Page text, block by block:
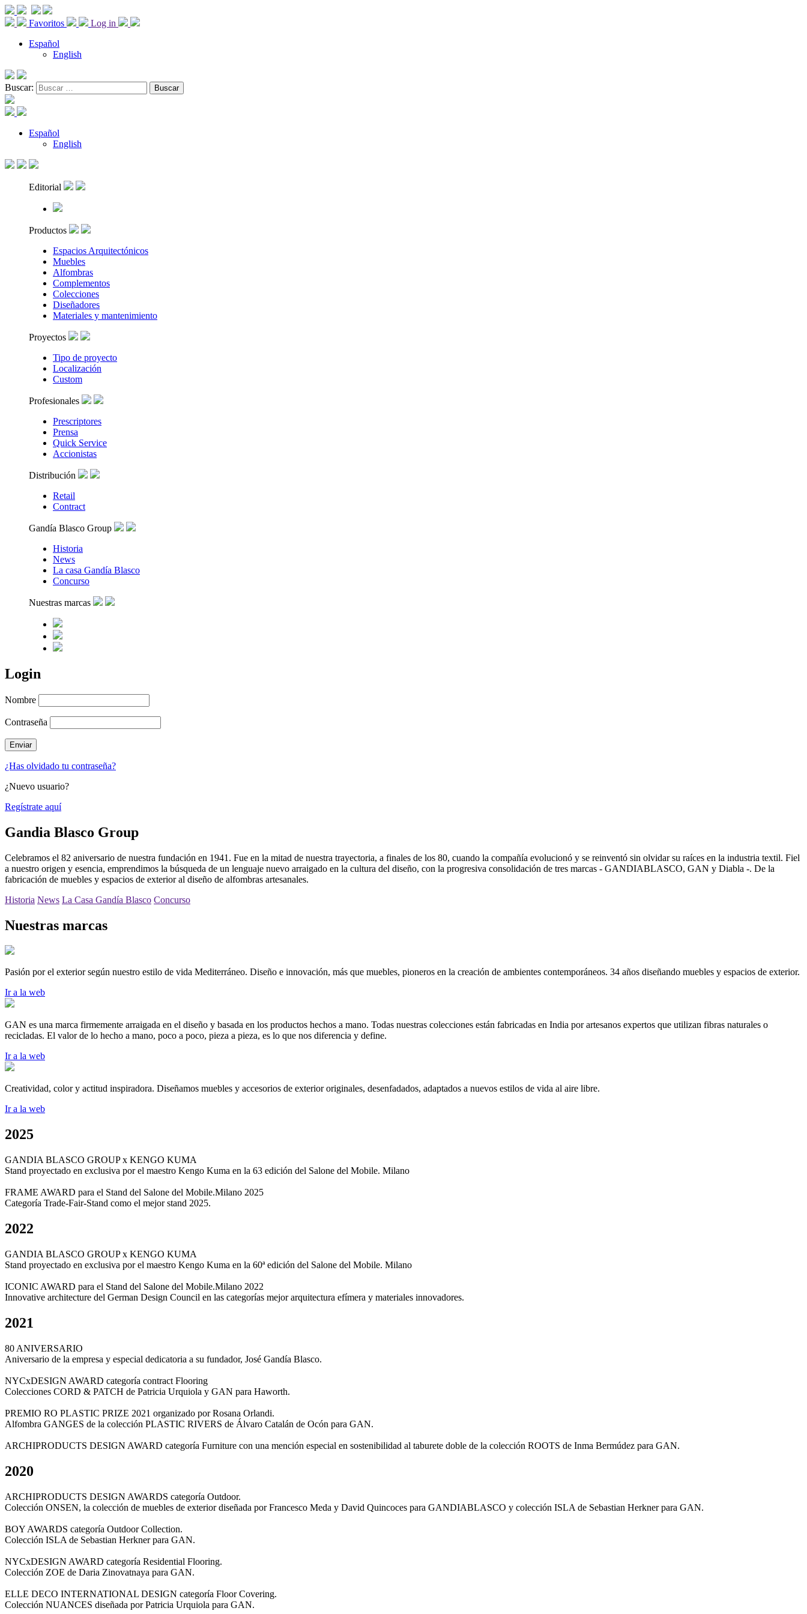
Favoritos
Log in
Español
English
Buscar:
Español
English
Editorial
Productos
Espacios Arquitectónicos
Muebles
Alfombras
Complementos
Colecciones
Diseñadores
Materiales y mantenimiento
Proyectos
Tipo de proyecto
Localización
Custom
Profesionales
Prescriptores
Prensa
Quick Service
Accionistas
Distribución
Retail
Contract
Gandía Blasco Group
Historia
News
La casa Gandía Blasco
Concurso
Nuestras marcas
Login
Nombre
Contraseña
¿Has olvidado tu contraseña?
¿Nuevo usuario?
Regístrate aquí
Gandia Blasco Group
Celebramos el 82 aniversario de nuestra fundación en 1941. Fue en la mitad de nuestra trayectoria, a finales de los 80, cuando la compañía evolucionó y se reinventó sin olvidar su raíces en la industria textil. Fiel
a nuestro origen y esencia, emprendimos la búsqueda de un lenguaje nuevo arraigado en la cultura del diseño, con la progresiva consolidación de tres marcas - GANDIABLASCO, GAN y Diabla -. De la
fabricación de muebles y espacios de exterior al diseño de alfombras artesanales.
Historia News La Casa Gandía Blasco Concurso
Nuestras marcas
Pasión por el exterior según nuestro estilo de vida Mediterráneo. Diseño e innovación, más que muebles, pioneros en la creación de ambientes contemporáneos. 34 años diseñando muebles y espacios de exterior.
Ir a la web
GAN es una marca firmemente arraigada en el diseño y basada en los productos hechos a mano. Todas nuestras colecciones están fabricadas en India por artesanos expertos que utilizan fibras naturales o
recicladas. El valor de lo hecho a mano, poco a poco, pieza a pieza, es lo que nos diferencia y define.
Ir a la web
Creatividad, color y actitud inspiradora. Diseñamos muebles y accesorios de exterior originales, desenfadados, adaptados a nuevos estilos de vida al aire libre.
Ir a la web
2025
GANDIA BLASCO GROUP x KENGO KUMA
Stand proyectado en exclusiva por el maestro Kengo Kuma en la 63 edición del Salone del Mobile. Milano
FRAME AWARD para el Stand del Salone del Mobile.Milano 2025
Categoría Trade-Fair-Stand como el mejor stand 2025.
2022
GANDIA BLASCO GROUP x KENGO KUMA
Stand proyectado en exclusiva por el maestro Kengo Kuma en la 60ª edición del Salone del Mobile. Milano
ICONIC AWARD para el Stand del Salone del Mobile.Milano 2022
Innovative architecture del German Design Council en las categorías mejor arquitectura efímera y materiales innovadores.
2021
80 ANIVERSARIO
Aniversario de la empresa y especial dedicatoria a su fundador, José Gandía Blasco.
NYCxDESIGN AWARD categoría contract Flooring
Colecciones CORD & PATCH de Patricia Urquiola y GAN para Haworth.
PREMIO RO PLASTIC PRIZE 2021 organizado por Rosana Orlandi.
Alfombra GANGES de la colección PLASTIC RIVERS de Álvaro Catalán de Ocón para GAN.
ARCHIPRODUCTS DESIGN AWARD categoría Furniture con una mención especial en sostenibilidad al taburete doble de la colección ROOTS de Inma Bermúdez para GAN.
2020
ARCHIPRODUCTS DESIGN AWARDS categoría Outdoor.
Colección ONSEN, la colección de muebles de exterior diseñada por Francesco Meda y David Quincoces para GANDIABLASCO y colección ISLA de Sebastian Herkner para GAN.
BOY AWARDS categoría Outdoor Collection.
Colección ISLA de Sebastian Herkner para GAN.
NYCxDESIGN AWARD categoría Residential Flooring.
Colección ZOE de Daria Zinovatnaya para GAN.
ELLE DECO INTERNATIONAL DESIGN categoría Floor Covering.
Colección NUANCES diseñada por Patricia Urquiola para GAN.